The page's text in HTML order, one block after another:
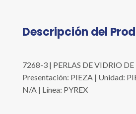
Descripción del
7268-3 | PERLAS DE VIDRIO
Presentación: PIEZA | Unidad:
N/A | Línea: PYREX